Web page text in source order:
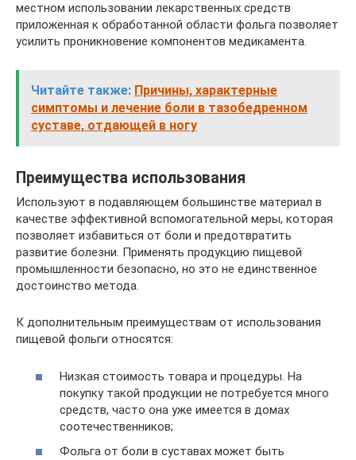
местном использовании лекарственных средств
приложенная к обработанной области фольга позволяет
усилить проникновение компонентов медикамента.
Читайте также: Причины, характерные
симптомы и лечение боли в тазобедренном
суставе, отдающей в ногу
Преимущества использования
Используют в подавляющем большинстве материал в
качестве эффективной вспомогательной меры, которая
позволяет избавиться от боли и предотвратить
развитие болезни. Применять продукцию пищевой
промышленности безопасно, но это не единственное
достоинство метода.
К дополнительным преимуществам от использования
пищевой фольги относятся:
Низкая стоимость товара и процедуры. На
покупку такой продукции не потребуется много
средств, часто она уже имеется в домах
соотечественников;
Фольга от боли в суставах может быть